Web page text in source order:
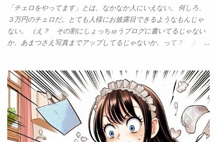
があちこちにあるし、イタリアンもフレンチも、本格的なお店が
そこいらにある。市原では、車で30分以内にいけるところで「ま
ともなイタリアン・フレンチ」は数えるほどしかなかったことを
考えれば、ここは天国だ。 もちろん、もっと都会にいけば、素敵
ころが出てきて「秀和システム新社」として再建されました。ま
ぁ、これまで出した本の印税は全部諦めるしかない（ただし前に
出た本でも今後新たに発生する印税は大丈夫）けど、とりあえず
新社で本も出たし、担当の編集者もそのまま新社に移れたし、秀
の中そんなもんよ。 （そもそも大手出版社の人間がこんなブログ
なんか見てねーって）
「チェロをやってます」とは、なかなか人にいえない。 何しろ、
３万円のチェロだ。とても人様にお披露目できるようなもんじゃ
ない。 （え？ その割にしょっちゅうブログに書いてるじゃない
か、あまつさえ写真までアップしてるじゃないか、って？ まあ
は「３万円チェロの男」なのである。 と ても「趣味はチェロで
す」なんていえない、アマチュアチェリストの末席を汚すのさえ
ためらわれる、そういう存在なのである。 などと卑下して書いて
いるが、このステンター、思いの外よい楽器だ。たかが３万円と
あなどることなかれ。 ちゃーんと弾けばチェロの音がする。それ
だけでたいしたもんだと思う。 「やっぱり最初からン十万のしっ